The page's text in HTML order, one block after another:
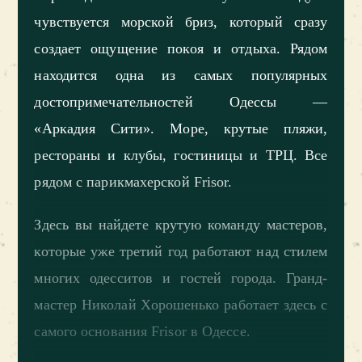
чувствуется морской бриз, который сразу
создает ощущение покоя и отдыха. Рядом
находится одна из самых популярных
достопримечательностей Одессы —
«Аркадия Сити». Море, крутые пляжи,
рестораны и клубы, гостиницы и ТРЦ. Все
рядом с парикмахерской Frisor.
Здесь вы найдете крутую команду мастеров,
которые уже третий год работают над стилем
многих одесситов и гостей города. Гранд-
мастер Николай Хорошенько работает здесь с
самого основания Frisor в Одессе.